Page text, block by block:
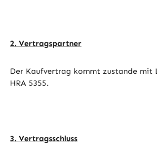
2. Vertragspartner
Der Kaufvertrag kommt zustande mit
HRA 5355.
3. Vertragsschluss